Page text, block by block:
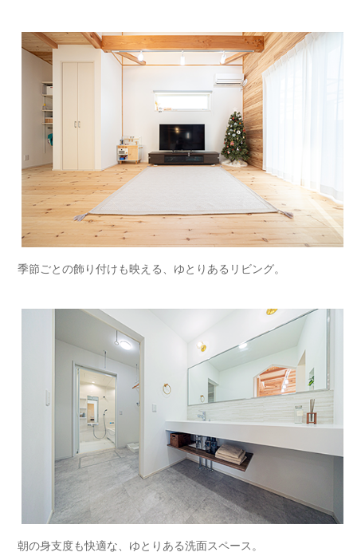
季節ごとの飾り付けも映える、ゆとりあるリビング。
朝の身支度も快適な、ゆとりある洗面スペース。